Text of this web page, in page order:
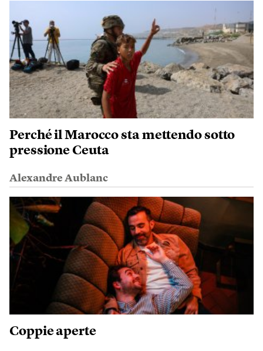
Perché il Marocco sta mettendo sotto
pressione Ceuta
Alexandre Aublanc
Coppie aperte